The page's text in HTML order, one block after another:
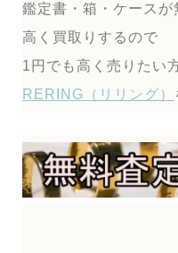
鑑定書・箱・ケースが
高く買取りするので
1円でも高く売りたい
RERING（リリング）